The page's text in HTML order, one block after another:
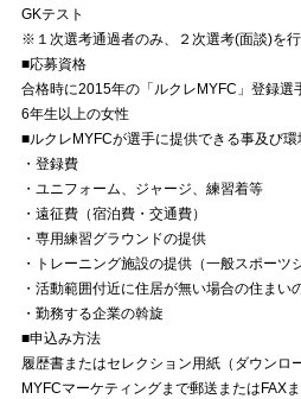
GKテスト
※１次選考通過者のみ、２次選考(面談)を行
■応募資格
合格時に2015年の「ルクレMYFC」登録選
6年生以上の女性
■ルクレMYFCが選手に提供できる事及び環
・登録費
・ユニフォーム、ジャージ、練習着等
・遠征費（宿泊費・交通費）
・専用練習グラウンドの提供
・トレーニング施設の提供（一般スポーツ
・活動範囲付近に住居が無い場合の住まい
・勤務する企業の斡旋
■申込み方法
履歴書またはセレクション用紙（ダウンロ
MYFCマーケティングまで郵送またはFAX